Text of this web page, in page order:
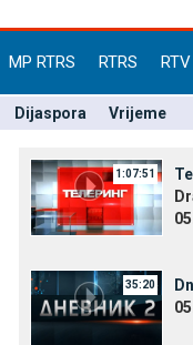
MP RTRS RTRS
Dijaspora Vrijeme
1:07:51
35:20